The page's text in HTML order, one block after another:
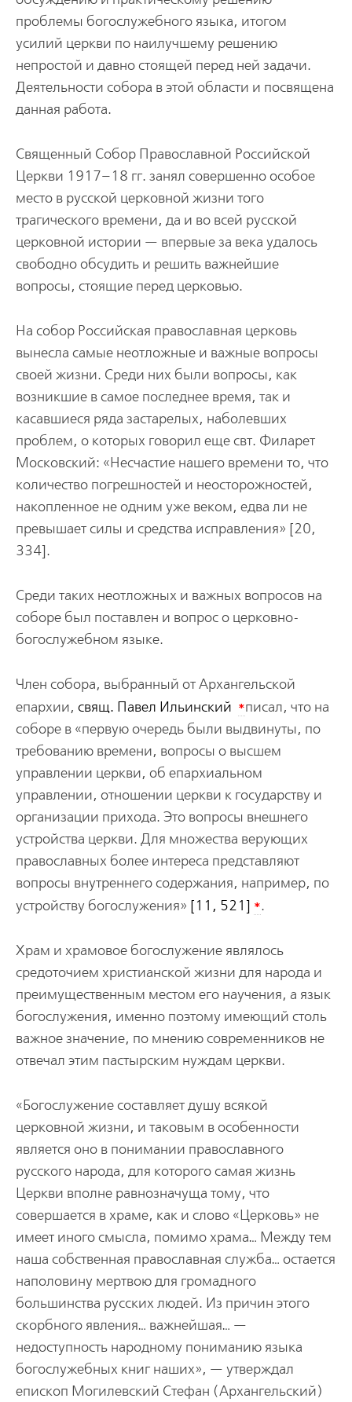
проблемы богослужебного языка, итогом
усилий церкви по наилучшему решению
непростой и давно стоящей перед ней задачи.
Деятельности собора в этой области и посвящена
данная работа.
Священный Собор Православной Российской
Церкви 1917–18 гг. занял совершенно особое
место в русской церковной жизни того
трагического времени, да и во всей русской
церковной истории — впервые за века удалось
свободно обсудить и решить важнейшие
вопросы, стоящие перед церковью.
На собор Российская православная церковь
вынесла самые неотложные и важные вопросы
своей жизни. Среди них были вопросы, как
возникшие в самое последнее время, так и
касавшиеся ряда застарелых, наболевших
проблем, о которых говорил еще свт. Филарет
Московский: «Несчастие нашего времени то, что
количество погрешностей и неосторожностей,
накопленное не одним уже веком, едва ли не
превышает силы и средства исправления» [20,
334].
Среди таких неотложных и важных вопросов на
соборе был поставлен и вопрос о церковно-
богослужебном языке.
Член собора, выбранный от Архангельской
епархии, свящ. Павел Ильинский *писал, что на
соборе в «первую очередь были выдвинуты, по
требованию времени, вопросы о высшем
управлении церкви, об епархиальном
управлении, отношении церкви к государству и
организации прихода. Это вопросы внешнего
устройства церкви. Для множества верующих
православных более интереса представляют
вопросы внутреннего содержания, например, по
устройству богослужения» [11, 521] *.
Храм и храмовое богослужение являлось
средоточием христианской жизни для народа и
преимущественным местом его научения, а язык
богослужения, именно поэтому имеющий столь
важное значение, по мнению современников не
отвечал этим пастырским нуждам церкви.
«Богослужение составляет душу всякой
церковной жизни, и таковым в особенности
является оно в понимании православного
русского народа, для которого самая жизнь
Церкви вполне равнозначуща тому, что
совершается в храме, как и слово «Церковь» не
имеет иного смысла, помимо храма… Между тем
наша собственная православная служба… остается
наполовину мертвою для громадного
большинства русских людей. Из причин этого
скорбного явления… важнейшая… —
недоступность народному пониманию языка
богослужебных книг наших», — утверждал
епископ Могилевский Стефан (Архангельский)